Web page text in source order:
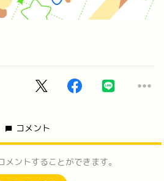
コメント
メントすることができます。